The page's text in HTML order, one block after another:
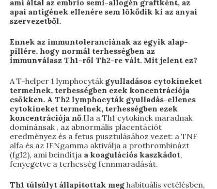
ami által az embrio semi-allogén graftként, az
apai antigének ellenére sem lökődik ki az anyai
szervezetből.
Ennek az immuntoleranciának az egyik alap-
pillére, hogy normál terhességben az
immunválasz Th1-ről Th2-re vált. Mit jelent ez?
A T-helper 1 lymphocyták gyulladásos cytokineket
termelnek, terhességben ezek koncentrációja
csökken. A Th2 lymphocyták gyulladás-ellenes
cytokineket termelnek, terhességben ezek
koncentrációja nő.Ha a Th1 cytokinek maradnak
dominánsak , az abnormális placentációt
eredményez és a fetus pusztulásához vezet: a TNF
alfa és az IFNgamma aktiválja a prothrombinázt
(fgI2), ami beindítja a koagulációs kaszkádot,
fenyegetve a terhesség fennmaradását.
Th1 túlsúlyt állapítottak meg habituális vetélésben,